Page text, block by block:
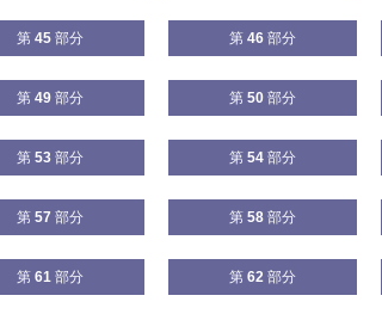
第 45 部分 第 46 部分
第 49 部分 第 50 部分
第 53 部分 第 54 部分
第 57 部分 第 58 部分
第 61 部分 第 62 部分